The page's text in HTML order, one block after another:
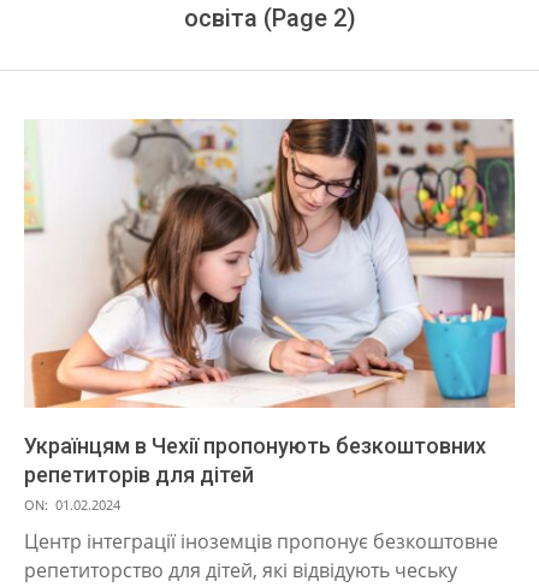
освіта (Page 2)
Українцям в Чехії пропонують безкоштовних
репетиторів для дітей
2024-
02-
01
ON: 01.02.2024
Центр інтеграції іноземців пропонує безкоштовне
репетиторство для дітей, які відвідують чеську